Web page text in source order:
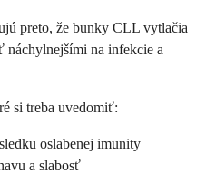
preto, že bunky CLL vytlačia
náchylnejšími na infekcie a
si treba uvedomiť:
oslabenej imunity
a slabosť